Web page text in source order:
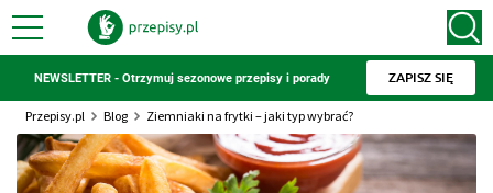
NEWSLETTER - Otrzymuj sezonowe przepisy i porady ZAPISZ SIĘ
Przepisy.pl Blog Ziemniaki na frytki – jaki typ wybrać?